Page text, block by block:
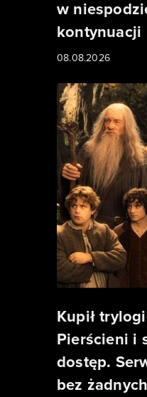
w
kontynuacji
08.08.2026
Kupił
Pierścieni i
dostęp.
bez